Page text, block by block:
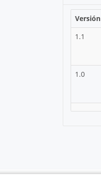
Versión
1.1
1.0